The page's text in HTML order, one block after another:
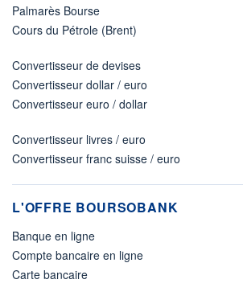
Palmarès Bourse
Cours du Pétrole (Brent)
Convertisseur de devises
Convertisseur dollar / euro
Convertisseur euro / dollar
Convertisseur livres / euro
Convertisseur franc suisse / euro
L'OFFRE BOURSOBANK
Banque en ligne
Compte bancaire en ligne
Carte bancaire